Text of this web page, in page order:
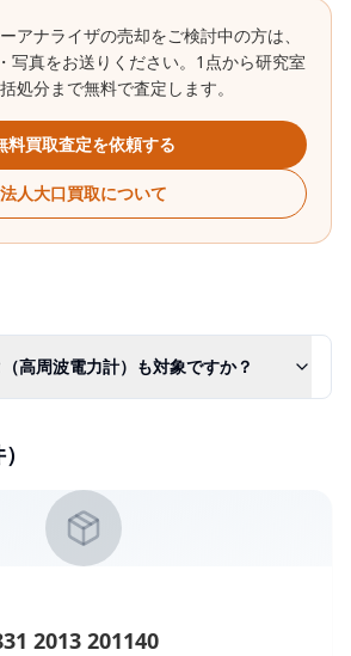
アナライザの売却をご検討中の方は、
写真をお送りください。1点から研究室
処分まで無料で査定します。
料買取査定を依頼する
法人大口買取について
高周波電力計）も対象ですか？
2013 201140